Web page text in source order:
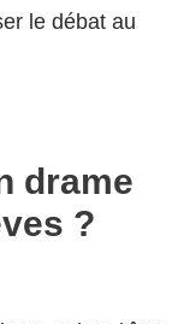
le débat au
drame
?